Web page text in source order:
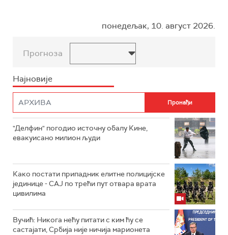
понедељак, 10. август 2026.
Прогноза
Најновије
"Делфин" погодио источну обалу Кине,
евакуисано милион људи
Како постати припадник елитне полицијске
јединице - СAJ по трећи пут отвара врата
цивилима
Вучић: Никога нећу питати с ким ћу се
састајати, Србија није ничија марионета